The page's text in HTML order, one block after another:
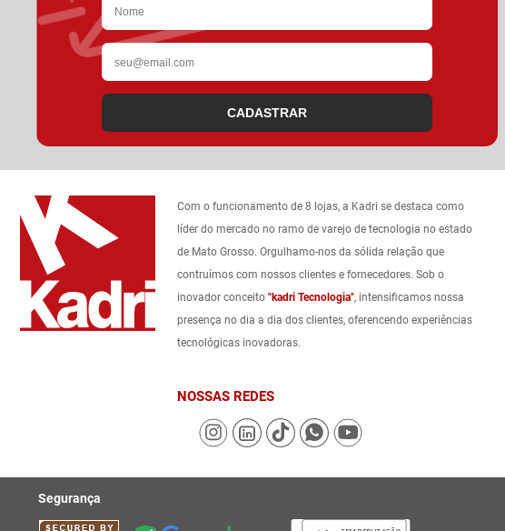
CADASTRAR
Com o funcionamento de 8 lojas, a Kadri se destaca como
líder do mercado no ramo de varejo de tecnologia no estado
de Mato Grosso. Orgulhamo-nos da sólida relação que
contruímos com nossos clientes e fornecedores. Sob o
inovador conceito "kadri Tecnologia", intensificamos nossa
presença no dia a dia dos clientes, oferencendo experiências
tecnológicas inovadoras.
NOSSAS REDES
Segurança